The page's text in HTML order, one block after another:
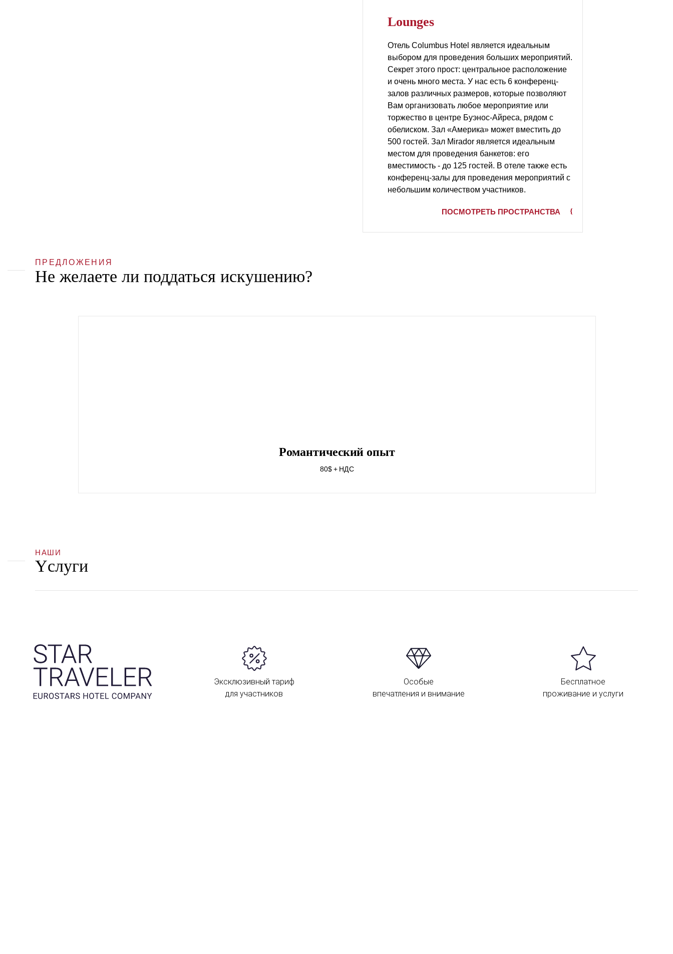
Lounges
Отель Columbus Hotel является идеальным
выбором для проведения больших мероприятий.
Секрет этого прост: центральное расположение
и очень много места. У нас есть 6 конференц-
залов различных размеров, которые позволяют
Вам организовать любое мероприятие или
торжество в центре Буэнос-Айреса, рядом с
обелиском. Зал «Америка» может вместить до
500 гостей. Зал Mirador является идеальным
местом для проведения банкетов: его
вместимость - до 125 гостей. В отеле также есть
конференц-залы для проведения мероприятий с
небольшим количеством участников.
ПОСМОТРЕТЬ ПРОСТРАНСТВА
ПРЕДЛОЖЕНИЯ
Не желаете ли поддаться искушению?
Pомантический опыт
80$ + НДС
НАШИ
Yслуги
Эксклюзивный тариф
для участников
Особые
впечатления и внимание
Бесплатное
проживание и услуги